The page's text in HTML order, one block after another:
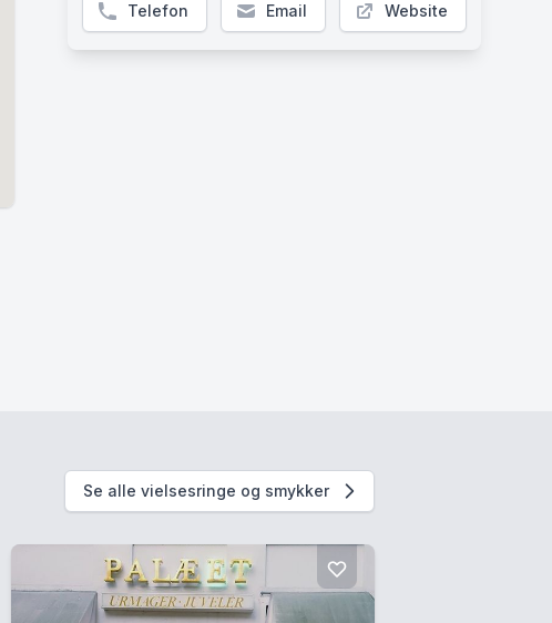
Telefon Email Website
Se alle vielsesringe og smykker